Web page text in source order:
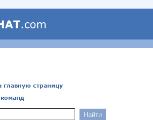
главную страницу